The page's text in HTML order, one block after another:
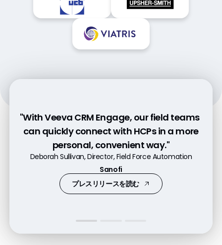
"With Veeva CRM Engage, our field teams
can quickly connect with HCPs in a more
personal, convenient way."
Deborah Sullivan, Director, Field Force Automation
Sanofi
プレスリリースを読む
"Engage allowed field teams to respond
more quickly to HCP requests for patient
resources, content, or samples."
Jill Shoffner-Brown, Commercial Business Director
Boehringer Ingelheim
動画を見る
"Our team quickly adapted to digital
channels, including Veeva CRM Engage,
to provide valuable information in a
compliant way."
Flora Tung, Director, Field Systems and Projects
Novo Nordisk